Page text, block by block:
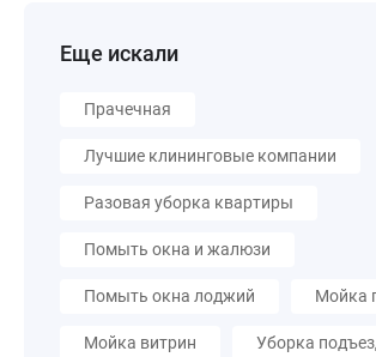
Еще искали
Прачечная
Лучшие клининговые компании
Разовая уборка квартиры
Помыть окна и жалюзи
Помыть окна лоджий Мойка
Мойка витрин Уборка